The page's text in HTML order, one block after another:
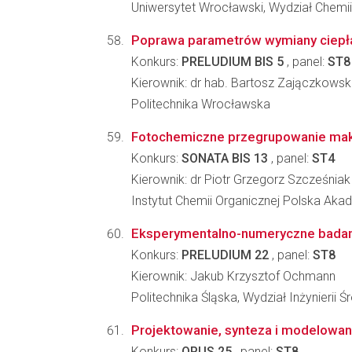
Uniwersytet Wrocławski, Wydział Chemii
Poprawa parametrów wymiany
Konkurs: PRELUDIUM BIS 5 , panel: ST8
Kierownik: dr hab. Bartosz
Politechnika Wrocławska
Fotochemiczne przegrupowanie
Konkurs: SONATA BIS 13 , panel: ST4
Kierownik: dr Piotr Grzegorz Szcześniak
Instytut Chemii Organicznej Polska
Eksperymentalno-numeryczne
Konkurs: PRELUDIUM 22 , panel: ST8
Kierownik: Jakub Krzysztof Ochmann
Politechnika Śląska, Wydział Inżynierii
Projektowanie, synteza i